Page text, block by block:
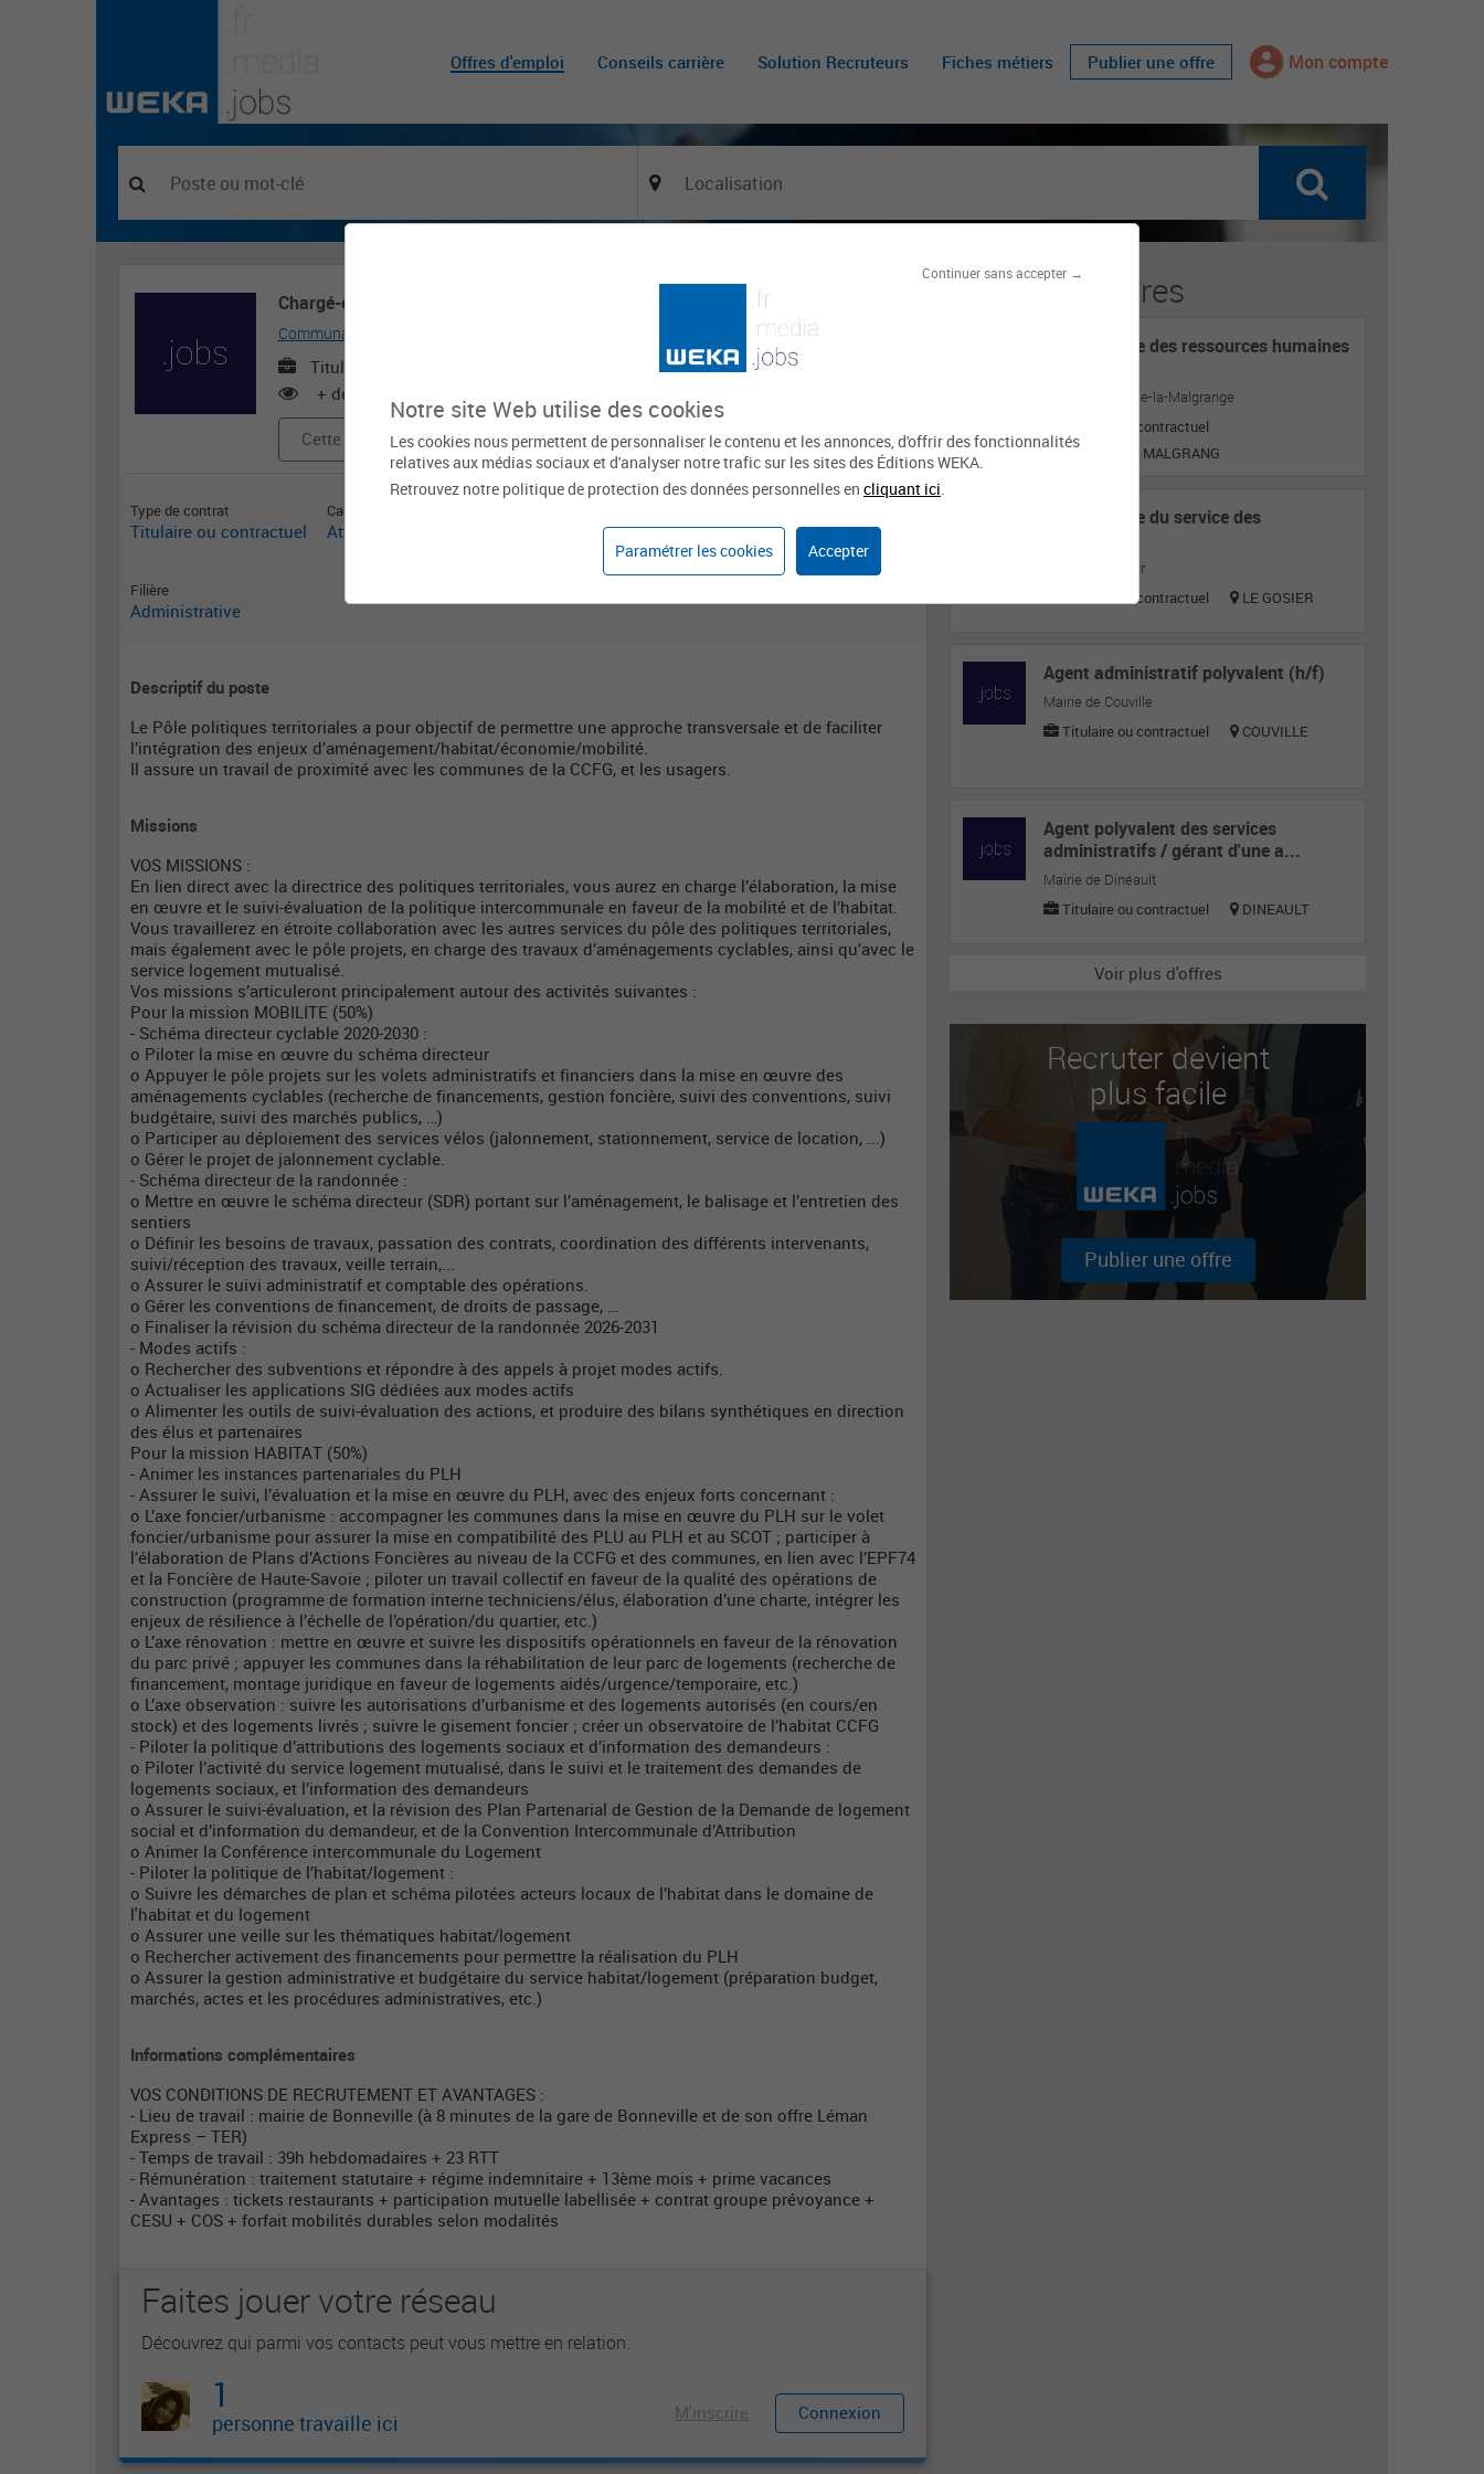
Continuer sans accepter →
Notre site Web utilise des cookies
Les cookies nous permettent de personnaliser le contenu et les annonces, d'offrir des fonctionnalités
relatives aux médias sociaux et d'analyser notre trafic sur les sites des Éditions WEKA.
Retrouvez notre politique de protection des données personnelles en cliquant ici
Paramétrer les cookies Accepter
Offres d'emploi Conseils carrière Solution Recruteurs Fiches métiers Publier une offre Mon compte
Chargé-e de mission mobilité et habitat (H/F)
Communauté de communes Faucigny-Glières
Titulaire ou contractuel
Le 22 juin
+ de 500 vues
Cette offre d'emploi est expirée
Type de contrat
Titulaire ou contractuel
Cadre emploi
Attaché territorial
Développement
Chargée / Chargé du
développement
territorial
Filière
Administrative
Descriptif du poste
Le Pôle politiques territoriales a pour objectif de permettre une approche transversale et de faciliter
l’intégration des enjeux d’aménagement/habitat/économie/mobilité.
Il assure un travail de proximité avec les communes de la CCFG, et les usagers.
Missions
VOS MISSIONS :
En lien direct avec la directrice des politiques territoriales, vous aurez en charge l’élaboration, la mise
en œuvre et le suivi-évaluation de la politique intercommunale en faveur de la mobilité et de l’habitat.
Vous travaillerez en étroite collaboration avec les autres services du pôle des politiques territoriales,
mais également avec le pôle projets, en charge des travaux d’aménagements cyclables, ainsi qu’avec le
service logement mutualisé.
Vos missions s’articuleront principalement autour des activités suivantes :
Pour la mission MOBILITE (50%)
- Schéma directeur cyclable 2020-2030 :
o Piloter la mise en œuvre du schéma directeur
o Appuyer le pôle projets sur les volets administratifs et financiers dans la mise en œuvre des
aménagements cyclables (recherche de financements, gestion foncière, suivi des conventions, suivi
budgétaire, suivi des marchés publics, …)
o Participer au déploiement des services vélos (jalonnement, stationnement, service de location, ...)
o Gérer le projet de jalonnement cyclable.
- Schéma directeur de la randonnée :
o Mettre en œuvre le schéma directeur (SDR) portant sur l’aménagement, le balisage et l’entretien des
sentiers
o Définir les besoins de travaux, passation des contrats, coordination des différents intervenants,
suivi/réception des travaux, veille terrain,...
o Assurer le suivi administratif et comptable des opérations.
o Gérer les conventions de financement, de droits de passage, …
o Finaliser la révision du schéma directeur de la randonnée 2026-2031
- Modes actifs :
o Rechercher des subventions et répondre à des appels à projet modes actifs.
o Actualiser les applications SIG dédiées aux modes actifs
o Alimenter les outils de suivi-évaluation des actions, et produire des bilans synthétiques en direction
des élus et partenaires
Pour la mission HABITAT (50%)
- Animer les instances partenariales du PLH
- Assurer le suivi, l’évaluation et la mise en œuvre du PLH, avec des enjeux forts concernant :
o L’axe foncier/urbanisme : accompagner les communes dans la mise en œuvre du PLH sur le volet
foncier/urbanisme pour assurer la mise en compatibilité des PLU au PLH et au SCOT ; participer à
l’élaboration de Plans d’Actions Foncières au niveau de la CCFG et des communes, en lien avec l’EPF74
et la Foncière de Haute-Savoie ; piloter un travail collectif en faveur de la qualité des opérations de
construction (programme de formation interne techniciens/élus, élaboration d’une charte, intégrer les
enjeux de résilience à l’échelle de l’opération/du quartier, etc.)
o L’axe rénovation : mettre en œuvre et suivre les dispositifs opérationnels en faveur de la rénovation
du parc privé ; appuyer les communes dans la réhabilitation de leur parc de logements (recherche de
financement, montage juridique en faveur de logements aidés/urgence/temporaire, etc.)
o L’axe observation : suivre les autorisations d’urbanisme et des logements autorisés (en cours/en
stock) et des logements livrés ; suivre le gisement foncier ; créer un observatoire de l’habitat CCFG
- Piloter la politique d’attributions des logements sociaux et d’information des demandeurs :
o Piloter l’activité du service logement mutualisé, dans le suivi et le traitement des demandes de
logements sociaux, et l’information des demandeurs
o Assurer le suivi-évaluation, et la révision des Plan Partenarial de Gestion de la Demande de logement
social et d’information du demandeur, et de la Convention Intercommunale d’Attribution
o Animer la Conférence intercommunale du Logement
- Piloter la politique de l’habitat/logement :
o Suivre les démarches de plan et schéma pilotées acteurs locaux de l’habitat dans le domaine de
l'habitat et du logement
o Assurer une veille sur les thématiques habitat/logement
o Rechercher activement des financements pour permettre la réalisation du PLH
o Assurer la gestion administrative et budgétaire du service habitat/logement (préparation budget,
marchés, actes et les procédures administratives, etc.)
Informations complémentaires
VOS CONDITIONS DE RECRUTEMENT ET AVANTAGES :
- Lieu de travail : mairie de Bonneville (à 8 minutes de la gare de Bonneville et de son offre Léman
Express – TER)
- Temps de travail : 39h hebdomadaires + 23 RTT
- Rémunération : traitement statutaire + régime indemnitaire + 13ème mois + prime vacances
- Avantages : tickets restaurants + participation mutuelle labellisée + contrat groupe prévoyance +
CESU + COS + forfait mobilités durables selon modalités
Faites jouer votre réseau
Découvrez qui parmi vos contacts peut vous mettre en relation.
1
personne travaille ici M'inscrire Connexion
Offres similaires
Responsable des ressources humaines
Mairie de Jarville-la-Malgrange
Titulaire ou contractuel
JARVILLE LA MALGRANG
Responsable du service des
Mairie de Gosier
Titulaire ou contractuel
LE GOSIER
Agent administratif polyvalent (h/f)
Mairie de Couville
Titulaire ou contractuel
COUVILLE
Agent polyvalent des services
administratifs / gérant d'une a...
Mairie de Dinéault
Titulaire ou contractuel
DINEAULT
Voir plus d'offres
Recruter devient
plus facile
Publier une offre